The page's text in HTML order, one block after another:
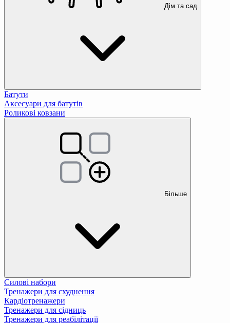
Дім та сад
Батути
Аксесуари для батутів
Роликові ковзани
Більше
Силові набори
Тренажери для схуднення
Кардіотренажери
Тренажери для сідниць
Тренажери для реабілітації